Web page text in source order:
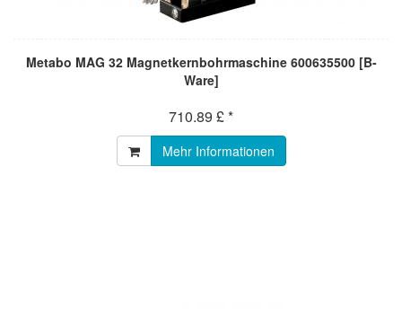
Metabo MAG 32 Magnetkernbohrmaschine 600635500 [B-
Ware]
710.89 £ *
Mehr Informationen